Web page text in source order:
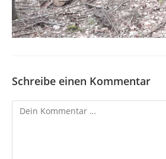
Schreibe einen Kommentar
Kommentar